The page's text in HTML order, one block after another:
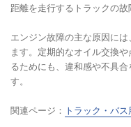
距離を走行するトラックの故
エンジン故障の主な原因に
ます。定期的なオイル交換
るためにも、違和感や不具
す。
関連ページ： トラック・バ